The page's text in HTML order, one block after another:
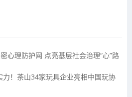
心理防护网 点亮基层社会治理“心”路
力！茶山34家玩具企业亮相中国玩协